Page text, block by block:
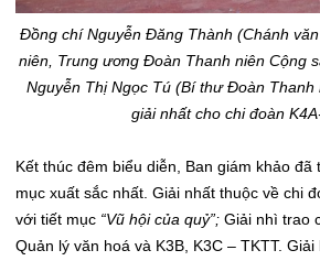
Đồng chí Nguyễn Đăng Thành (Chánh
niên, Trung ương Đoàn Thanh niên Cộng
Nguyễn Thị Ngọc Tú (Bí thư Đoàn
giải nhất cho chi đoàn
Kết thúc đêm biểu diễn, Ban giám khảo
mục xuất sắc nhất. Giải nhất thuộc về chi
với tiết mục “Vũ hội của quỷ”; Giải nhì trao
Quản lý văn hoá và K3B, K3C – TKTT. Giải